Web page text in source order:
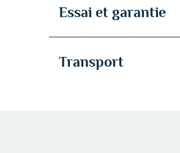
Essai et garantie
Transport